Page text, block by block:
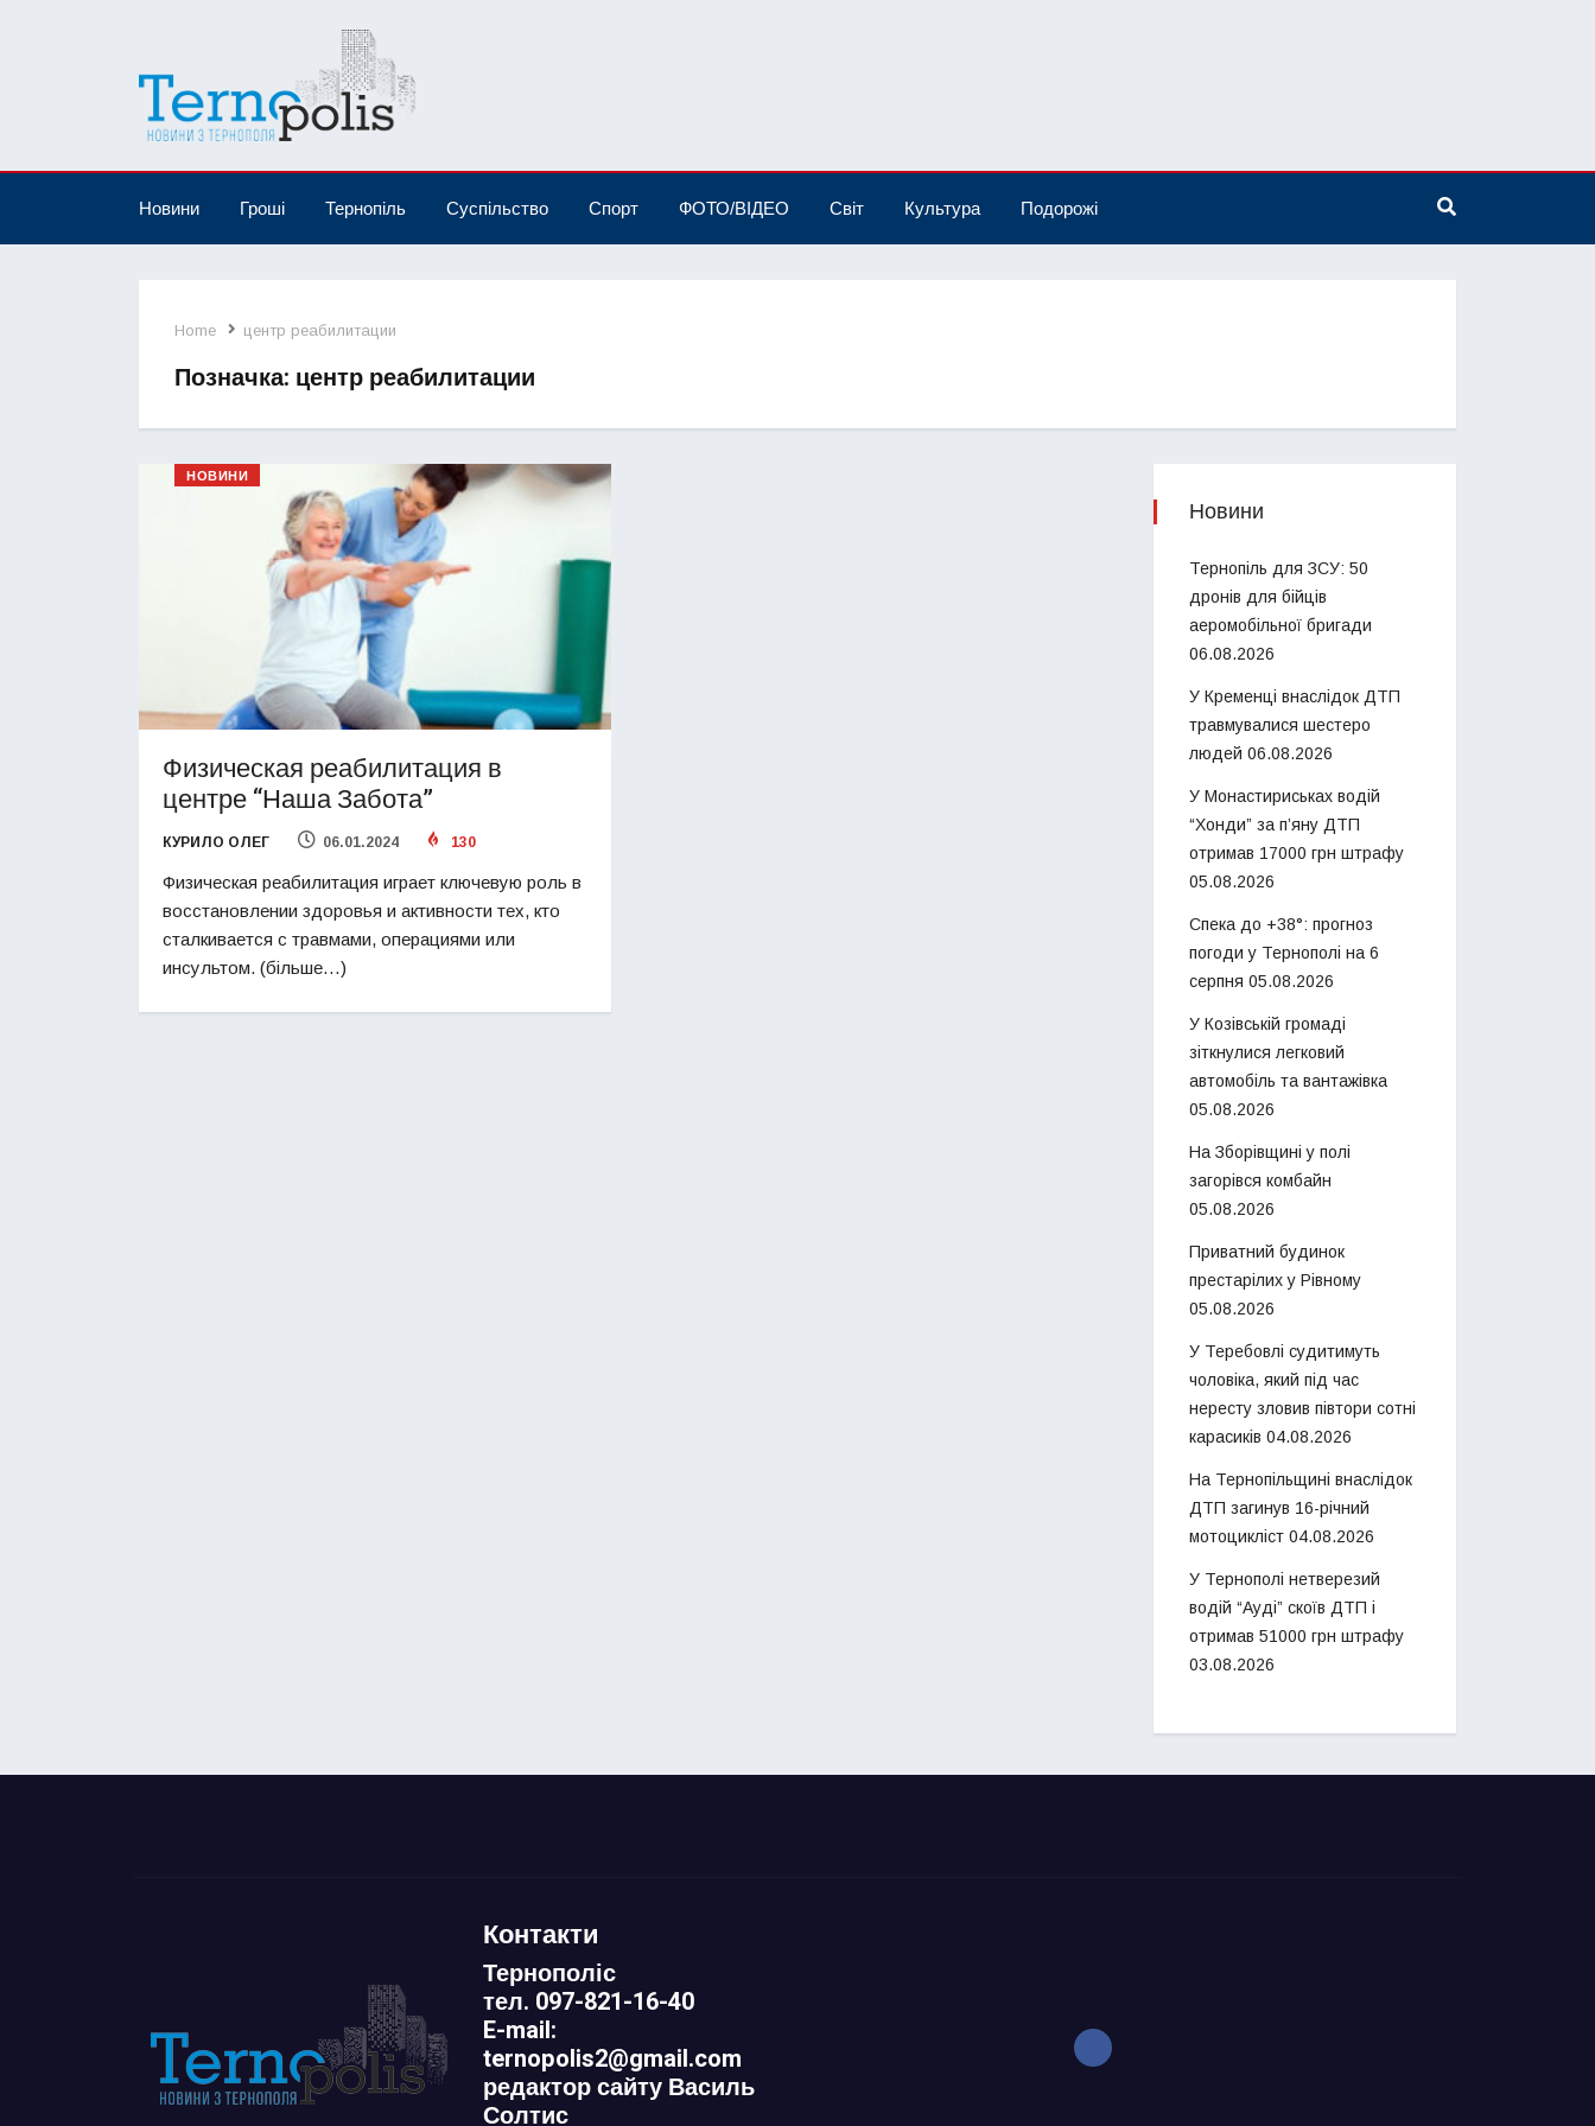
Новини Гроші Тернопіль Суспільство Спорт ФОТО/ВІДЕО Світ Культура Подорожі
Home центр реабилитации
Позначка: центр реабилитации
НОВИНИ
Физическая реабилитация в
центре “Наша Забота”
КУРИЛО ОЛЕГ 06.01.2024 130
Физическая реабилитация играет ключевую роль в
восстановлении здоровья и активности тех, кто
сталкивается с травмами, операциями или
инсультом. (більше…)
Новини
Тернопіль для ЗСУ: 50
дронів для бійців
аеромобільної бригади
06.08.2026
У Кременці внаслідок ДТП
травмувалися шестеро
людей 06.08.2026
У Монастириськах водій
“Хонди” за п’яну ДТП
отримав 17000 грн штрафу
05.08.2026
Спека до +38°: прогноз
погоди у Тернополі на 6
серпня 05.08.2026
У Козівській громаді
зіткнулися легковий
автомобіль та вантажівка
05.08.2026
На Зборівщині у полі
загорівся комбайн
05.08.2026
Приватний будинок
престарілих у Рівному
05.08.2026
У Теребовлі судитимуть
чоловіка, який під час
нересту зловив півтори сотні
карасиків 04.08.2026
На Тернопільщині внаслідок
ДТП загинув 16-річний
мотоцикліст 04.08.2026
У Тернополі нетверезий
водій “Ауді” скоїв ДТП і
отримав 51000 грн штрафу
03.08.2026
Контакти
Тернополіс
тел. 097-821-16-40
E-mail:
ternopolis2@gmail.com
редактор сайту Василь
Солтис